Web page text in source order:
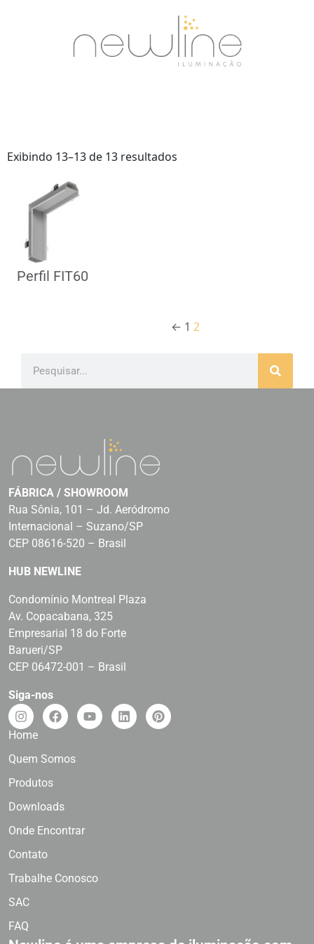
Exibindo 13–13 de 13 resultados
Perfil FIT60
← 1 2
FÁBRICA / SHOWROOM
Rua Sônia, 101 – Jd. Aeródromo
Internacional – Suzano/SP
CEP 08616-520 – Brasil
HUB NEWLINE
Condomínio Montreal Plaza
Av. Copacabana, 325
Empresarial 18 do Forte
Barueri/SP
CEP 06472-001 – Brasil
Siga-nos
Home
Quem Somos
Produtos
Downloads
Onde Encontrar
Contato
Trabalhe Conosco
SAC
FAQ